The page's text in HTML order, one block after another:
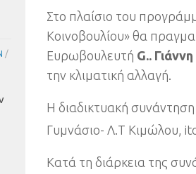
Στο πλαίσιο του
Κοινοβουλίου» θα
Ευρωβουλευτή G..
την κλιματική αλλαγή.
Η διαδικτυακή
Γυμνάσιο- Λ.Τ Κιμώλου,
Κατά τη διάρκεια της
/